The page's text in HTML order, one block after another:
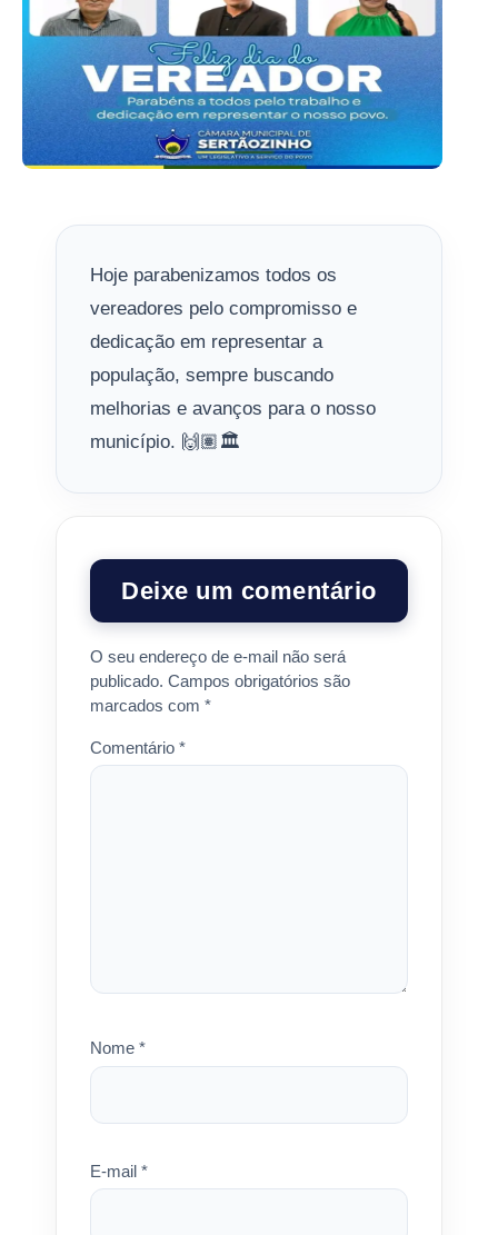
Hoje parabenizamos todos os
vereadores pelo compromisso e
dedicação em representar a
população, sempre buscando
melhorias e avanços para o nosso
município. 🙌🏽🏛️
Deixe um comentário
O seu endereço de e-mail não será
publicado. Campos obrigatórios são
marcados com *
Comentário *
Nome *
E-mail *